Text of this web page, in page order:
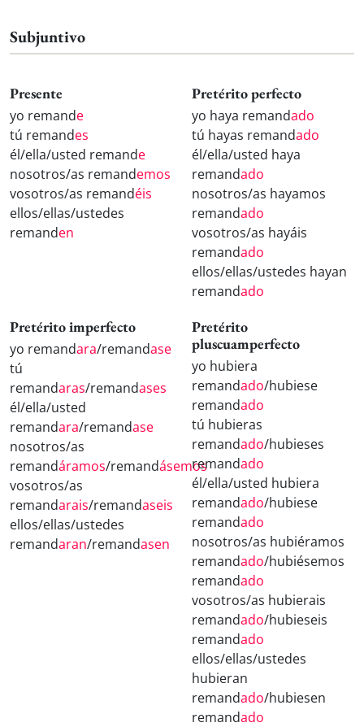
Subjuntivo
Presente
yo remande
tú remandes
él/ella/usted remande
nosotros/as remandemos
vosotros/as remandéis
ellos/ellas/ustedes
remanden
Pretérito perfecto
yo haya remandado
tú hayas remandado
él/ella/usted haya
remandado
nosotros/as hayamos
remandado
vosotros/as hayáis
remandado
ellos/ellas/ustedes hayan
remandado
Pretérito imperfecto
yo remandara/remandase
tú
remandaras/remandases
él/ella/usted
remandara/remandase
nosotros/as
remandáramos/remandásemos
vosotros/as
remandarais/remandaseis
ellos/ellas/ustedes
remandaran/remandasen
Pretérito
pluscuamperfecto
yo hubiera
remandado/hubiese
remandado
tú hubieras
remandado/hubieses
remandado
él/ella/usted hubiera
remandado/hubiese
remandado
nosotros/as hubiéramos
remandado/hubiésemos
remandado
vosotros/as hubierais
remandado/hubieseis
remandado
ellos/ellas/ustedes
hubieran
remandado/hubiesen
remandado